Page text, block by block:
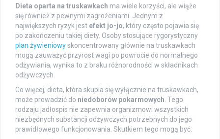
Dieta oparta na truskawkach ma wiele korzyści, ale wiąże
się również z pewnymi zagrożeniami. Jednym z
największych ryzyk jest efekt jo-jo, który często pojawia się
po zakończeniu takiej diety. Osoby stosujące rygorystyczny
plan żywieniowyskoncentrowany głównie na truskawkach
mogą zauważyć przyrost wagi po powrocie do normalnego
odżywiania, wynika to z braku różnorodności w składnikach
odżywczych.
Co więcej, dieta, która skupia się wyłącznie na truskawkach,
może prowadzić do niedoborów pokarmowych. Tego
rodzaju jadłospis nie zapewnia organizmowi wszystkich
niezbędnych substancji odżywczych potrzebnych do jego
prawidłowego funkcjonowania. Skutkiem tego mogą być: